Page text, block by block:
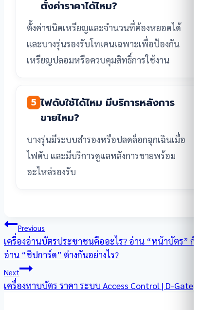
ตั้งค่าราคาได้ไหม?
ตั้งค่าชนิดเหรียญและจำนวนที่ต้องหยอดได้
และบางรุ่นรองรับโทเคนเฉพาะเพื่อป้องกัน
เหรียญปลอมหรือควบคุมสิทธิ์การใช้งาน
5 ไฟดับใช้ได้ไหม มีบริการหลังการ
ขายไหม?
บางรุ่นมีระบบสำรองหรือปลดล็อกฉุกเฉินเมื่อ
ไฟดับ และมีบริการดูแลหลังการขายพร้อม
อะไหล่รองรับ
แนะแนว
เรื่อง
Previous
เครื่องอ่านบัตรประชาชนคืออะไร? อ่าน “หน้าบัตร” กับ
อ่าน “ชิปการ์ด” ต่างกันอย่างไร?
Next
เครื่องทาบบัตร ราคา ระบบ Access Control | D-Gate